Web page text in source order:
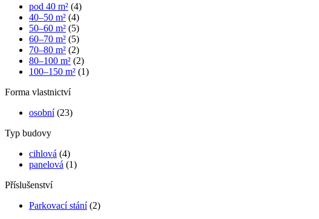
pod 40 m² (4)
40–50 m² (4)
50–60 m² (5)
60–70 m² (5)
70–80 m² (2)
80–100 m² (2)
100–150 m² (1)
Forma vlastnictví
osobní(23)
Typ budovy
cihlová (4)
panelová (1)
Příslušenství
Parkovací stání(2)